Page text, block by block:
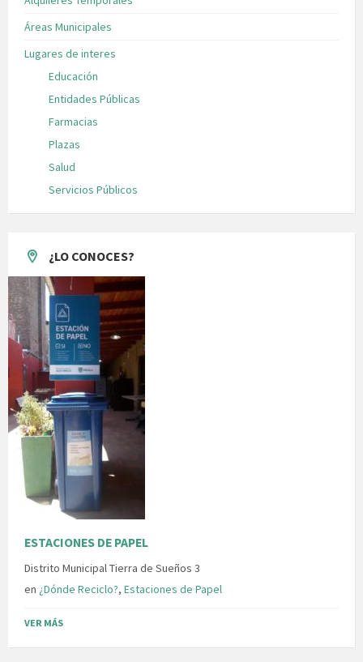
Áreas Municipales
Lugares de interes
Educación
Entidades Públicas
Farmacias
Plazas
Salud
Servicios Públicos
¿LO CONOCES?
ESTACIONES DE PAPEL
Distrito Municipal Tierra de Sueños 3
en ¿Dónde Reciclo?, Estaciones de Papel
VER MÁS